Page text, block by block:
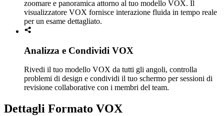
zoomare e panoramica attorno al tuo modello VOX. Il
visualizzatore VOX fornisce interazione fluida in tempo reale
per un esame dettagliato.
Analizza e Condividi VOX
Rivedi il tuo modello VOX da tutti gli angoli, controlla
problemi di design e condividi il tuo schermo per sessioni di
revisione collaborative con i membri del team.
Dettagli Formato VOX